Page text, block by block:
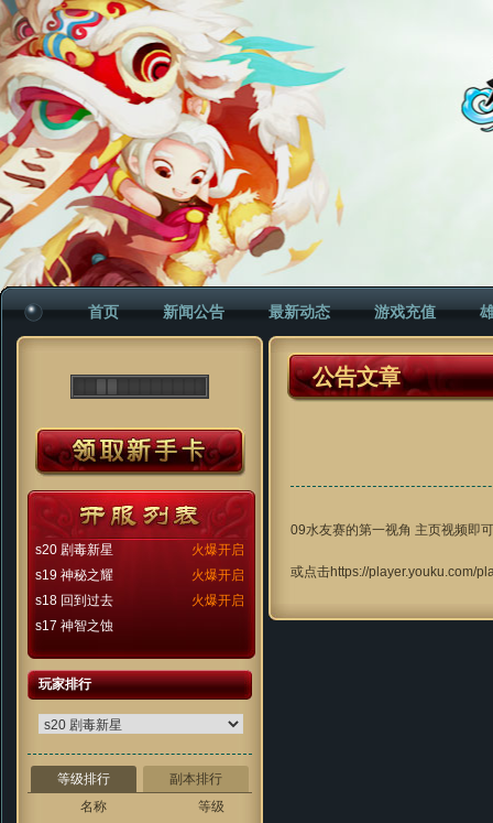
首页 新闻公告 最新动态 游戏充值
火爆开启
s20 剧毒新星
火爆开启
s19 神秘之耀
火爆开启
s18 回到过去
s17 神智之蚀
玩家排行
等级排行
副本排行
名称
等级
公告文章
09水友赛的第一视角 主页视频即
或点击https://player.youku.com/